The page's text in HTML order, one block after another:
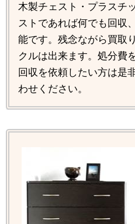
木製チェスト・プラスチ
ストであれば何でも回収
能です。残念ながら買取
クルは出来ます。処分費
回収を依頼したい方は是
わせください。